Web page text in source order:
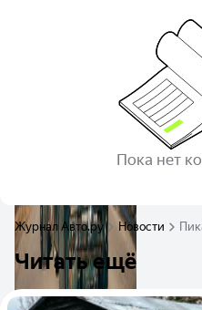
Пока нет
Журнал Авто.ру Новости
Читать ещё